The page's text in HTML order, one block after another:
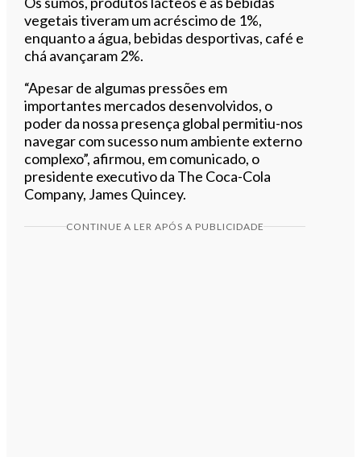
vegetais tiveram um acréscimo de 1%,
enquanto a água, bebidas desportivas, café e
chá avançaram 2%.
“Apesar de algumas pressões em
importantes mercados desenvolvidos, o
poder da nossa presença global permitiu-nos
navegar com sucesso num ambiente externo
complexo”, afirmou, em comunicado, o
presidente executivo da The Coca-Cola
Company, James Quincey.
CONTINUE A LER APÓS A PUBLICIDADE